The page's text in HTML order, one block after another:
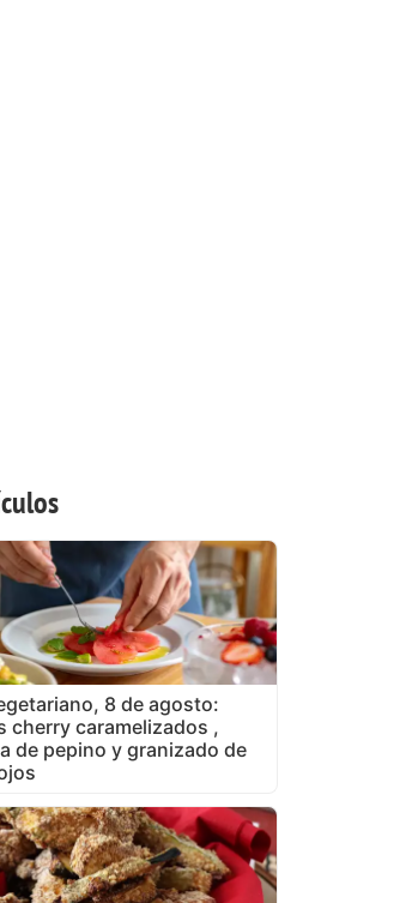
foto de esta receta
8 de agosto:
cherry caramelizados ,
de pepino y granizado de